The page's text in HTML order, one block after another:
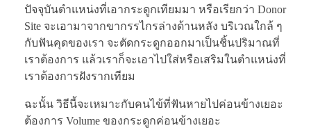
ปัจจุบันตำแหน่งที่เอากระดูกเทียมมา หรือเรียกว่า Donor
Site จะเอามาจากขากรรไกรล่างด้านหลัง บริเวณใกล้ ๆ
กับฟันคุดของเรา จะตัดกระดูกออกมาเป็นชิ้นปริมาณที่
เราต้องการ แล้วเราก็จะเอาไปใส่หรือเสริมในตำแหน่งที่
เราต้องการฝังรากเทียม
ฉะนั้น วิธีนี้จะเหมาะกับคนไข้ที่ฟันหายไปค่อนข้างเยอะ
ต้องการ Volume ของกระดูกค่อนข้างเยอะ